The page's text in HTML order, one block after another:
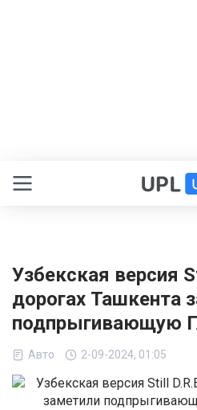
Узбекская версия
дорогах Ташкента
подпрыгивающую
Авто 2-09-2024, 01:05